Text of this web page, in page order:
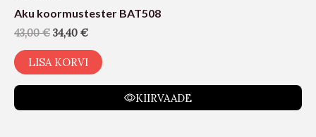
Aku koormustester BAT508
43,00€ 34,40 €
LISA KORVI
KIIRVAADE